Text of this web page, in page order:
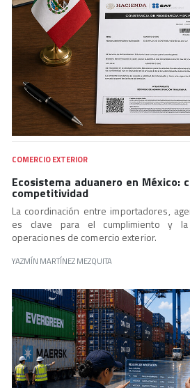
COMERCIO EXTERIOR
Ecosistema aduanero en México:
competitividad
La coordinación entre importadores,
es clave para el cumplimiento y
operaciones de comercio exterior.
YAZMÍN MARTÍNEZ MEZQUITA